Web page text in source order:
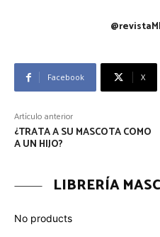
Facebook X
Artículo anterior
¿TRATA A SU MASCOTA COMO
A UN HIJO?
LIBRERÍA